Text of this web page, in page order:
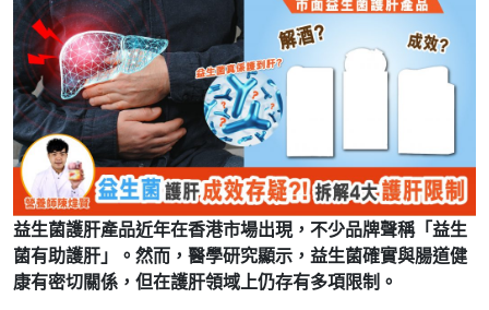
益生菌護肝產品近年在香港市場出現，不少品牌聲稱「益生
菌有助護肝」。然而，醫學研究顯示，益生菌確實與腸道健
康有密切關係，但在護肝領域上仍存有多項限制。